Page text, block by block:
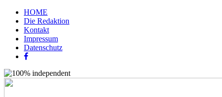
HOME
Die Redaktion
Kontakt
Impressum
Datenschutz